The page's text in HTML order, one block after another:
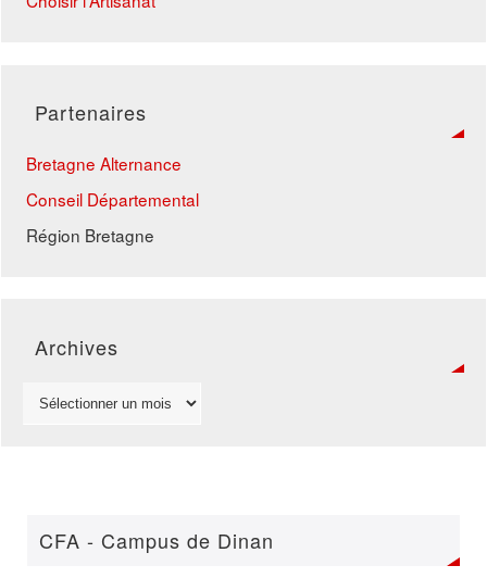
Partenaires
Bretagne Alternance
Conseil Départemental
Région Bretagne
Archives
CFA - Campus de Dinan